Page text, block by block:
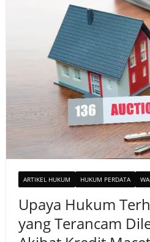
ARTIKEL HUKUM HUKUM PERDATA
Upaya Hukum
yang Terancam